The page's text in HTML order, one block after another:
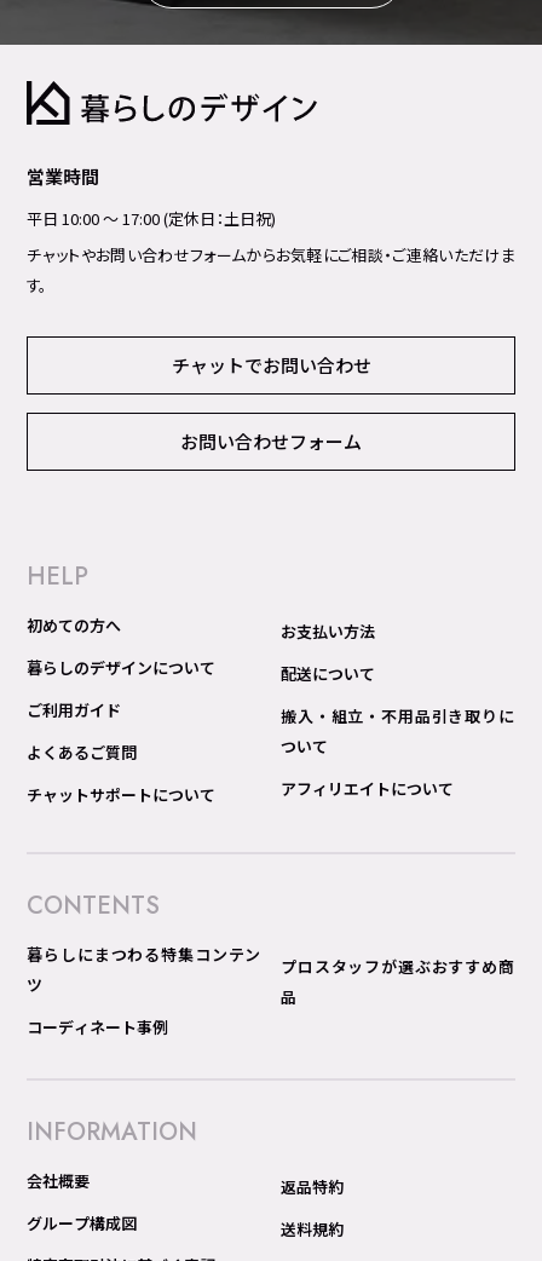
営業時間
平日 10:00 ～ 17:00 (定休日：土日祝)
チャットやお問い合わせフォームからお気軽にご相談・ご連絡いただけま
す。
チャットでお問い合わせ
お問い合わせフォーム
HELP
初めての方へ
暮らしのデザインについて
ご利用ガイド
よくあるご質問
チャットサポートについて
お支払い方法
配送について
搬入・組立・不用品引き取りに
ついて
アフィリエイトについて
CONTENTS
暮らしにまつわる特集コンテン
ツ
コーディネート事例
プロスタッフが選ぶおすすめ商
品
INFORMATION
会社概要
グループ構成図
返品特約
送料規約